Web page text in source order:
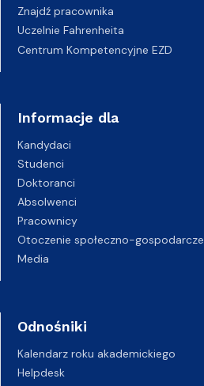
Znajdź pracownika
Uczelnie Fahrenheita
Centrum Kompetencyjne EZD
Informacje dla
Kandydaci
Studenci
Doktoranci
Absolwenci
Pracownicy
Otoczenie społeczno-gospodarcze
Media
Odnośniki
Kalendarz roku akademickiego
Helpdesk